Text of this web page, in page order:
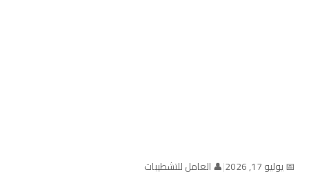
📅 يوليو 17, 2026 |👤 العامل للتشطيبات